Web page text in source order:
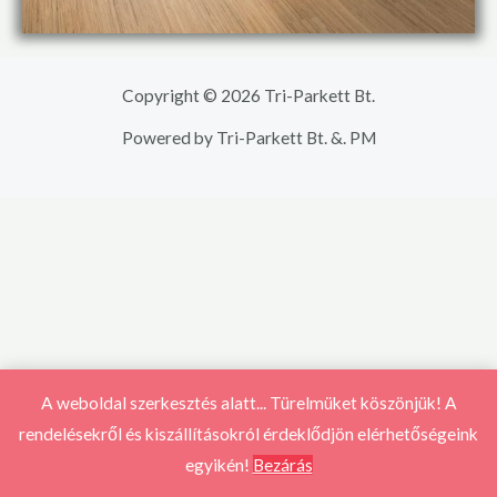
A weboldal szerkesztés alatt... Türelmüket köszönjük! A
rendelésekről és kiszállításokról érdeklődjön elérhetőségeink
egyikén! Bezárás
Copyright © 2026 Tri-Parkett Bt.
Powered by Tri-Parkett Bt. &. PM